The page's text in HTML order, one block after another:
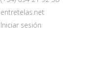
entretelas.net
Iniciar sesión